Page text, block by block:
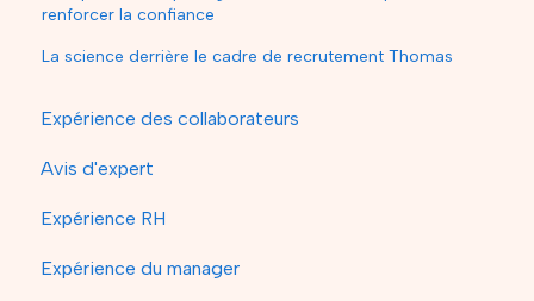
renforcer la confiance
La science derrière le cadre de recrutement Thomas
Expérience des collaborateurs
Avis d'expert
Expérience RH
Expérience du manager